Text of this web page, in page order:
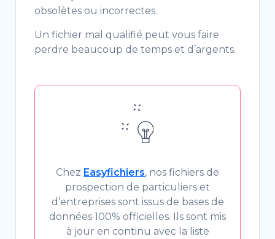
obsolètes ou incorrectes.
Un fichier mal qualifié peut vous faire
perdre beaucoup de temps et d’argents.
Chez Easyfichiers, nos fichiers de
prospection de particuliers et
d’entreprises sont issus de bases de
données 100% officielles. Ils sont mis
à jour en continu avec la liste